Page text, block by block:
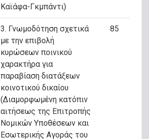
Καϊάφα-Γκμπάντι)
3. Γνωμοδότηση σχετικά
με την επιβολή
κυρώσεων ποινικού
χαρακτήρα για
παραβίαση διατάξεων
κοινοτικού δικαίου
(Διαμορφωμένη κατόπιν
αιτήσεως της Επιτροπής
Νομικών Υποθέσεων και
Εσωτερικής Αγοράς του
85